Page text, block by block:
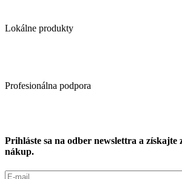
Lokálne produkty
Profesionálna podpora
Prihláste sa na odber newslettra a
nákup.